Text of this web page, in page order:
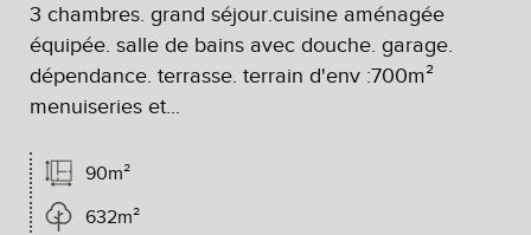
3 chambres. grand séjour.cuisine aménagée
équipée. salle de bains avec douche. garage.
dépendance. terrasse. terrain d'env :700m²
menuiseries et...
90m²
632m²